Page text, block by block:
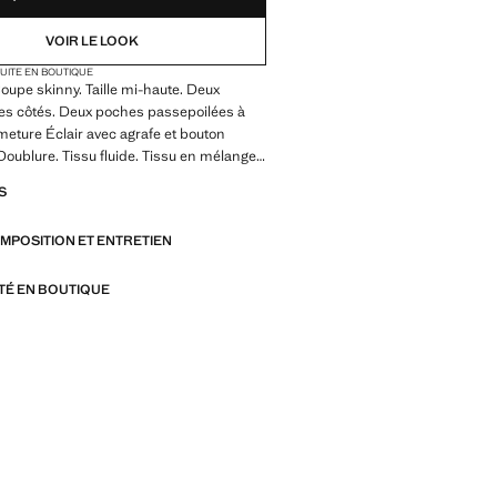
VOIR LE LOOK
EN BOUTIQUE
skinny. Taille mi-haute. Deux
côtés. Deux poches passepoilées à
Éclair avec agrafe et bouton
Tissu fluide. Tissu en mélange
Deux poches passepoilées sur les
agrafe et fermeture Éclair. Disponible
Looks de bureau. Passants de
ET ENTRETIEN
EN BOUTIQUE